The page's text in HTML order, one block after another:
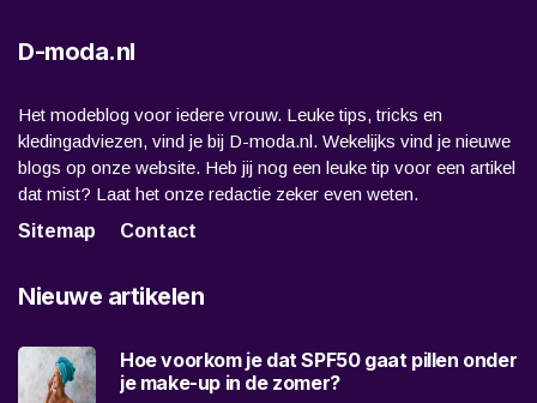
D-moda.nl
Het modeblog voor iedere vrouw. Leuke tips, tricks en
kledingadviezen, vind je bij D-moda.nl. Wekelijks vind je nieuwe
blogs op onze website. Heb jij nog een leuke tip voor een artikel
dat mist? Laat het onze redactie zeker even weten.
Sitemap
Contact
Nieuwe artikelen
Hoe voorkom je dat SPF50 gaat pillen onder
je make-up in de zomer?